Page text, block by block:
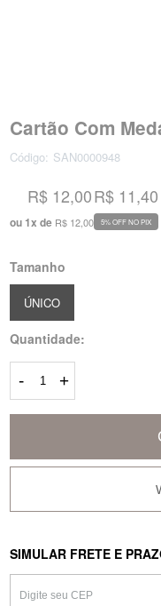
Cartão Com
Código: SAN0000948
R$ 12,00
ou 1x de R$ 12,00
R$ 11,40
5% OFF NO PIX
Tamanho
ÚNICO
Quantidade:
- +
SIMULAR FRETE E